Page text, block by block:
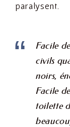
paralysent.
Facile
civils
noirs,
Facile
toilette